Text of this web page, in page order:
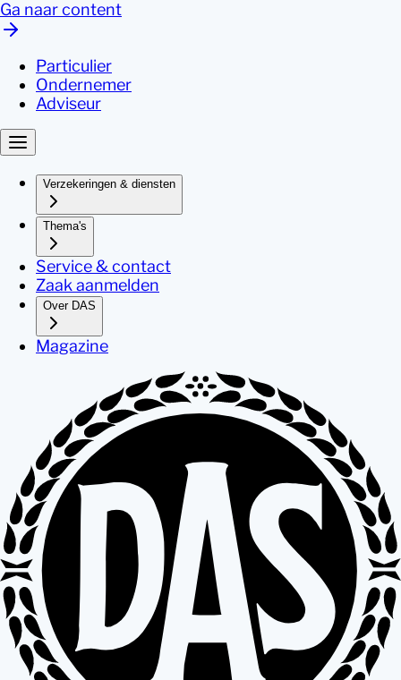
Ga naar content
Particulier
Ondernemer
Adviseur
Verzekeringen & diensten
Thema's
Service & contact
Zaak aanmelden
Over DAS
Magazine